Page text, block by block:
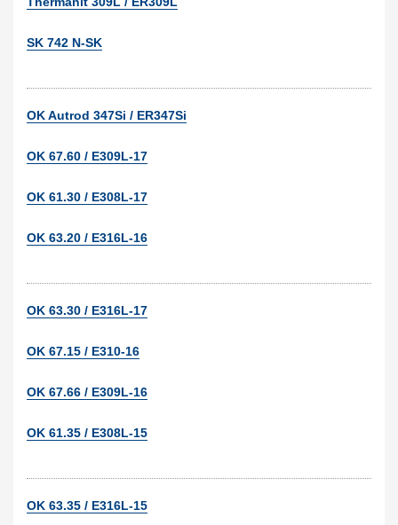
SK 742 N-SK
OK Autrod 347Si / ER347Si
OK 67.60 / E309L-17
OK 61.30 / E308L-17
OK 63.20 / E316L-16
OK 63.30 / E316L-17
OK 67.15 / E310-16
OK 67.66 / E309L-16
OK 61.35 / E308L-15
OK 63.35 / E316L-15